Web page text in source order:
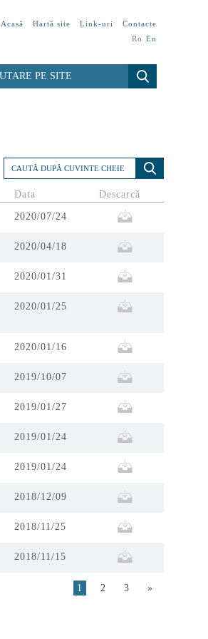
Acasă Hartă site Link-uri
Contacte
Ro En
Data Descarcă
2020/07/24
2020/04/18
2020/01/31
2020/01/25
2020/01/16
2019/10/07
2019/01/27
2019/01/24
2019/01/24
2018/12/09
2018/11/25
2018/11/15
1 2 3 »